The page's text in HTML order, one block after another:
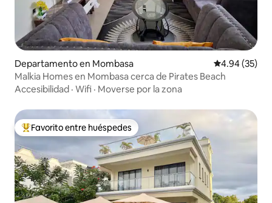
Departamento en Mombasa Calificación
4.94 (35)
Malkia Homes en Mombasa cerca de Pirates Beach
Accesibilidad · Wifi · Moverse por la zona
De los mejores en Favorito entre huéspedes
Favorito entre huéspedes